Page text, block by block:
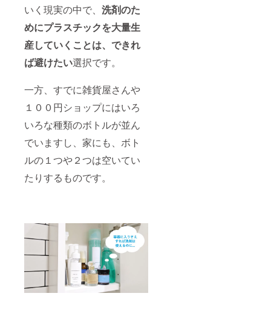
いく現実の中で、 洗剤のた
めにプラスチックを大量生
産していくことは、できれ
ば避けたい選択です。
一方、すでに雑貨屋さんや
１００円ショップにはいろ
いろな種類のボトルが並ん
でいますし、家にも、ボト
ルの１つや２つは空いてい
たりするものです。